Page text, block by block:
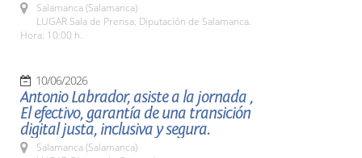
Salamanca (Salamanca)
LUGAR Sala de Prensa. Diputación de Salamanca.
Hora: 10:00 h.
10/06/2026
Antonio Labrador, asiste a la jornada ,
El efectivo, garantía de una transición
digital justa, inclusiva y segura.
Salamanca (Salamanca)